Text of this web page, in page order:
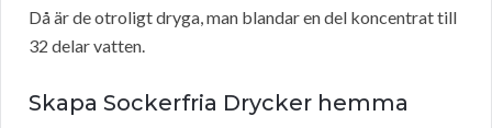
Då är de otroligt dryga, man blandar en del koncentrat till
32 delar vatten.
Skapa Sockerfria Drycker hemma